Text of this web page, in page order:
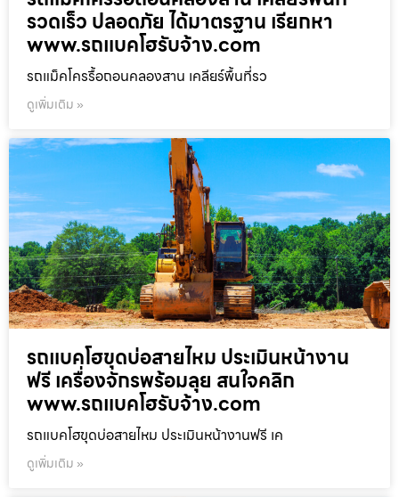
รวดเร็ว ปลอดภัย ได้มาตรฐาน เรียกหา
www.รถแบคโฮรับจ้าง.com
รถแม็คโครรื้อถอนคลองสาน เคลียร์พื้นที่รว
ดูเพิ่มเติม »
รถแบคโฮขุดบ่อสายไหม ประเมินหน้างาน
ฟรี เครื่องจักรพร้อมลุย สนใจคลิก
www.รถแบคโฮรับจ้าง.com
รถแบคโฮขุดบ่อสายไหม ประเมินหน้างานฟรี เค
ดูเพิ่มเติม »